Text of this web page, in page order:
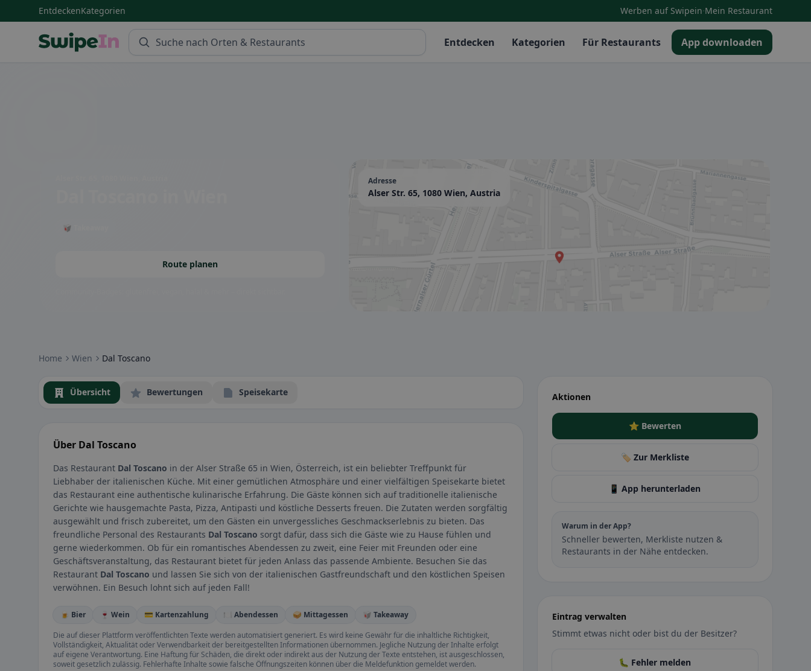
EntdeckenKategorien Werben auf Swipein·Mein Restaurant
Entdecken Kategorien Für Restaurants App downloaden
🥡 Takeaway
Route planen
Adresse
Alser Str. 65, 1080 Wien, Austria
Home Wien Dal Toscano
Übersicht Bewertungen Speisekarte
Über Dal Toscano
Das Restaurant Dal Toscano in der Alser Straße 65 in Wien, Österreich, ist ein beliebter Treffpunkt für
Liebhaber der italienischen Küche. Mit einer gemütlichen Atmosphäre und einer vielfältigen Speisekarte bietet
das Restaurant eine authentische kulinarische Erfahrung. Die Gäste können sich auf traditionelle italienische
Gerichte wie hausgemachte Pasta, Pizza, Antipasti und köstliche Desserts freuen. Die Zutaten werden sorgfältig
ausgewählt und frisch zubereitet, um den Gästen ein unvergessliches Geschmackserlebnis zu bieten. Das
freundliche Personal des Restaurants Dal Toscano sorgt dafür, dass sich die Gäste wie zu Hause fühlen und
gerne wiederkommen. Ob für ein romantisches Abendessen zu zweit, eine Feier mit Freunden oder eine
Geschäftsveranstaltung, das Restaurant bietet für jeden Anlass das passende Ambiente. Besuchen Sie das
Restaurant Dal Toscano und lassen Sie sich von der italienischen Gastfreundschaft und den köstlichen Speisen
verwöhnen. Ein Besuch lohnt sich auf jeden Fall!
🍺 Bier 🍷 Wein 💳 Kartenzahlung 🍽️ Abendessen 🥪 Mittagessen
🥡 Takeaway
Die auf dieser Plattform veröffentlichten Texte werden automatisiert generiert. Es wird keine Gewähr für die inhaltliche Richtigkeit,
Vollständigkeit, Aktualität oder Verwendbarkeit der bereitgestellten Informationen übernommen. Jegliche Nutzung der Inhalte erfolgt
auf eigene Verantwortung. Eine Haftung für Schäden, die direkt oder indirekt aus der Nutzung der Texte entstehen, ist ausgeschlossen,
soweit gesetzlich zulässig. Fehlerhafte Inhalte sowie falsche Öffnungszeiten können über die Meldefunktion gemeldet werden.
Aktionen
⭐ Bewerten
🏷️ Zur Merkliste
📱 App herunterladen
Warum in der App?
Schneller bewerten, Merkliste nutzen &
Restaurants in der Nähe entdecken.
Eintrag verwalten
Stimmt etwas nicht oder bist du der Besitzer?
🐛 Fehler melden